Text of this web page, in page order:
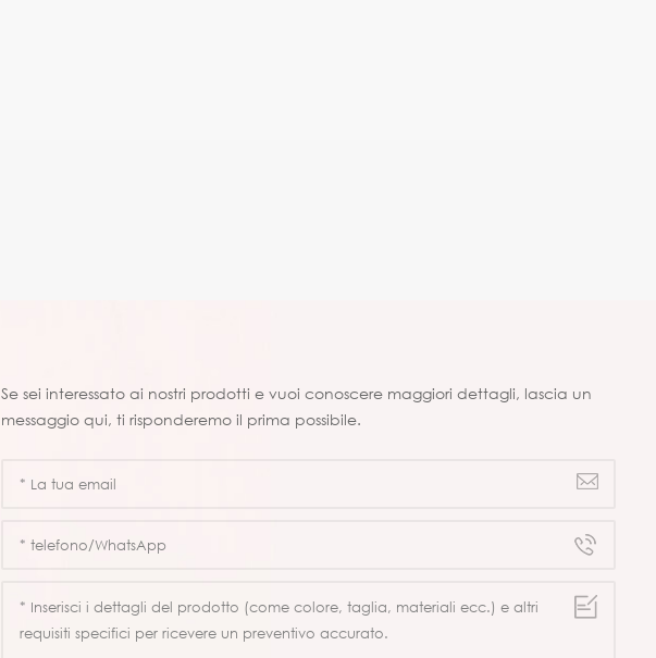
Se sei interessato ai nostri prodotti e vuoi conoscere maggiori dettagli, lascia un
messaggio qui, ti risponderemo il prima possibile.